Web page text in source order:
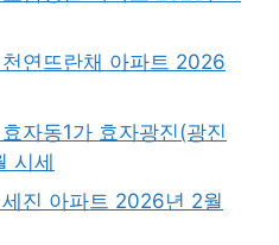
연뜨란채 아파트 2026
자동1가 효자광진(광진
시세
진 아파트 2026년 2월